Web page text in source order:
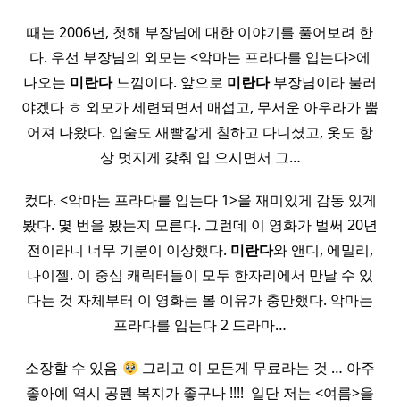
때는 2006년, 첫해 부장님에 대한 이야기를 풀어보려 한
다. 우선 부장님의 외모는 <악마는 프라다를 입는다>에
나오는 미란다느낌이다. 앞으로 미란다부장님이라 불러
야겠다 ㅎ 외모가 세련되면서 매섭고, 무서운 아우라가 뿜
어져 나왔다. 입술도 새빨갛게 칠하고 다니셨고, 옷도 항
상 멋지게 갖춰 입 으시면서 그…
컸다. <악마는 프라다를 입는다 1>을 재미있게 감동 있게
봤다. 몇 번을 봤는지 모른다. 그런데 이 영화가 벌써 20년
전이라니 너무 기분이 이상했다. 미란다와 앤디, 에밀리,
나이젤. 이 중심 캐릭터들이 모두 한자리에서 만날 수 있
다는 것 자체부터 이 영화는 볼 이유가 충만했다. 악마는
프라다를 입는다 2 드라마…
소장할 수 있음
그리고 이 모든게 무료라는 것 … 아주
좋아예 역시 공뭔 복지가 좋구나 !!!! ​ 일단 저는 <여름>을